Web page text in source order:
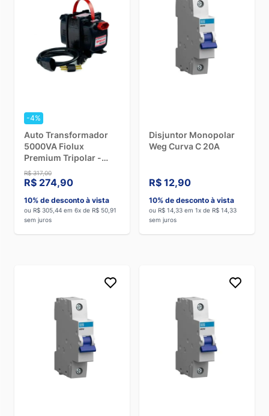
-4%
Auto Transformador
5000VA Fiolux
Premium Tripolar -
Bivolt
R$ 317,00
R$ 274,90
10% de desconto à vista
ou R$ 305,44 em 6x de R$ 50,91
sem juros
Disjuntor Monopolar
Weg Curva C 20A
R$ 12,90
10% de desconto à vista
ou R$ 14,33 em 1x de R$ 14,33
sem juros